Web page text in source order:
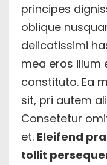
principes
oblique
delicatissimi
mea eros illum
constituto. Ea
sit, pri autem
Consetetur
et. Eleifend
tollit